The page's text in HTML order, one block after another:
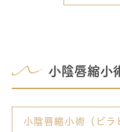
小陰唇縮小
小陰唇縮小術（ビラ